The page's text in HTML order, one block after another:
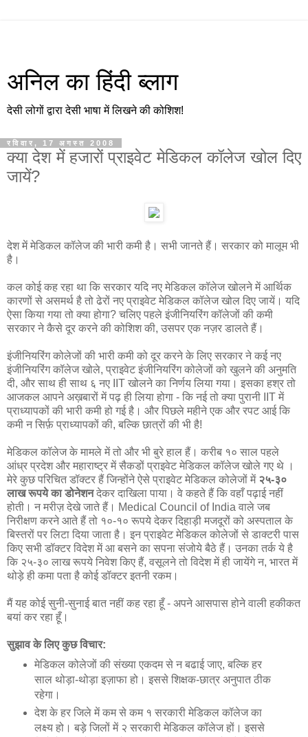
अनिल का हिंदी ब्लाग
देसी लोगों द्वारा देसी भाषा में लिखने की कोशिश!
रविवार, 17 अगस्त 2008
क्या देश में हजारों प्राइवेट मेडिकल कॉलेज खोल दिए
जायें?
देश में मेडिकल कॉलेज की भारी कमी है। सभी जानते हैं। सरकार को मालूम भी
है।
कल कोई कह रहा था कि सरकार यदि नए मेडिकल कॉलेज खोलने में आर्थिक
कारणों से असमर्थ है तो ढेरों नए प्राइवेट मेडिकल कॉलेज खोल दिए जायें। यदि
ऐसा किया गया तो क्या होगा? चलिए पहले इंजीनियरिंग कॉलेजों की कमी
सरकार ने कैसे दूर करने की कोशिश की, उसपर एक नज़र डालते हैं।
इंजीनियरिंग कोलेजों की भारी कमी को दूर करने के लिए सरकार ने कई नए
इंजीनियरिंग कॉलेज खोले, प्राइवेट इंजीनियरिंग कोलेजों को खुलने की अनुमति
दी, और साथ ही साथ ६ नए IIT खोलने का निर्णय लिया गया। इसका हश्र तो
आजकल आपने अख़बारों में पढ़ ही लिया होगा - कि नई तो क्या पुरानी IIT में
प्राध्यापकों की भारी कमी हो गई है। और पिछले महीने एक और रपट आई कि
कमी न सिर्फ़ प्राध्यापकों की, बल्कि छात्रों की भी है!
मेडिकल कॉलेज के मामले में तो और भी बुरे हाल हैं। करीब १० साल पहले
आंध्र प्रदेश और महाराष्ट्र में सैकडों प्राइवेट मेडिकल कॉलेज खोले गए थे ।
मेरे कुछ परिचित डॉक्टर हैं जिन्होंने ऐसे प्राइवेट मेडिकल कोलेजों में २५-३०
लाख रूपये का डोनेशनदेकर दाखिला पाया। वे कहते हैं कि वहाँ पढ़ाई नहीं
होती। न मरीज़ देखे जाते हैं। Medical Council of India वाले जब
निरीक्षण करने आते हैं तो १०-१० रूपये देकर दिहाड़ी मजदूरों को अस्पताल के
बिस्तरों पर लिटा दिया जाता है। इन प्राइवेट मेडिकल कोलेजों से डाक्टरी पास
किए सभी डॉक्टर विदेश में आ बसने का सपना संजोये बैठे हैं। उनका तर्क ये है
कि २५-३० लाख रूपये निवेश किए हैं, वसूलने तो विदेश में ही जायेंगे न, भारत में
थोड़े ही कमा पता है कोई डॉक्टर इतनी रकम।
मैं यह कोई सुनी-सुनाई बात नहीं कह रहा हूँ - अपने आसपास होने वाली हकीकत
बयां कर रहा हूँ।
सुझाव के लिए कुछ विचार:
मेडिकल कोलेजों की संख्या एकदम से न बढाई जाए, बल्कि हर
साल थोड़ा-थोड़ा इज़ाफा हो। इससे शिक्षक-छात्र अनुपात ठीक
रहेगा।
देश के हर जिले में कम से कम १ सरकारी मेडिकल कॉलेज का
लक्ष्य हो। बड़े जिलों में २ सरकारी मेडिकल कॉलेज हों। इससे